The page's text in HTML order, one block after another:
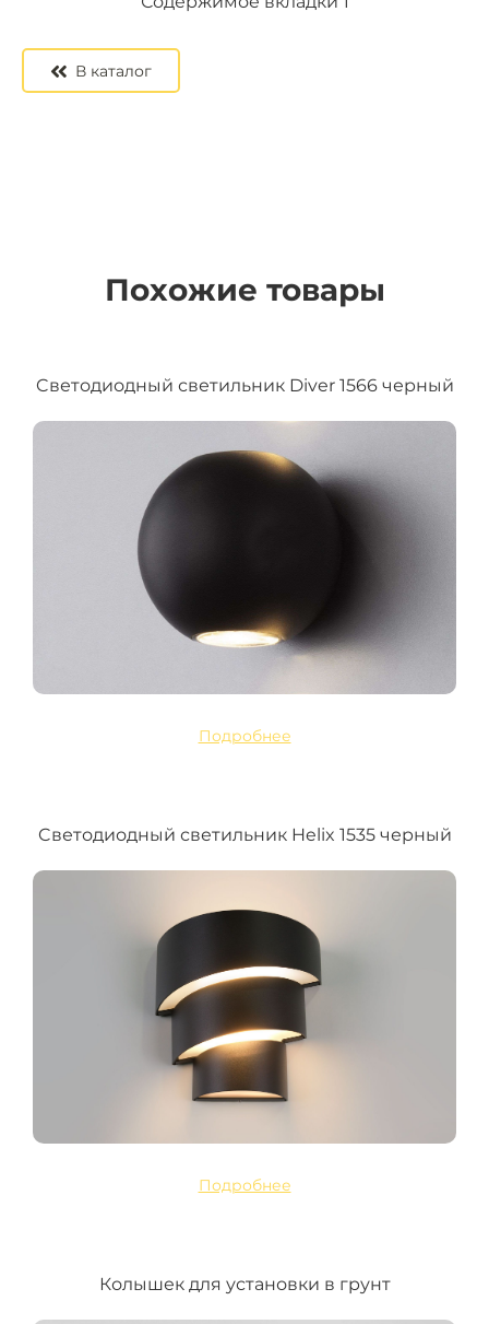
В каталог
Похожие товары
Cветодиодный светильник Diver 1566 черный
Подробнее
Cветодиодный светильник Helix 1535 черный
Подробнее
Колышек для установки в грунт